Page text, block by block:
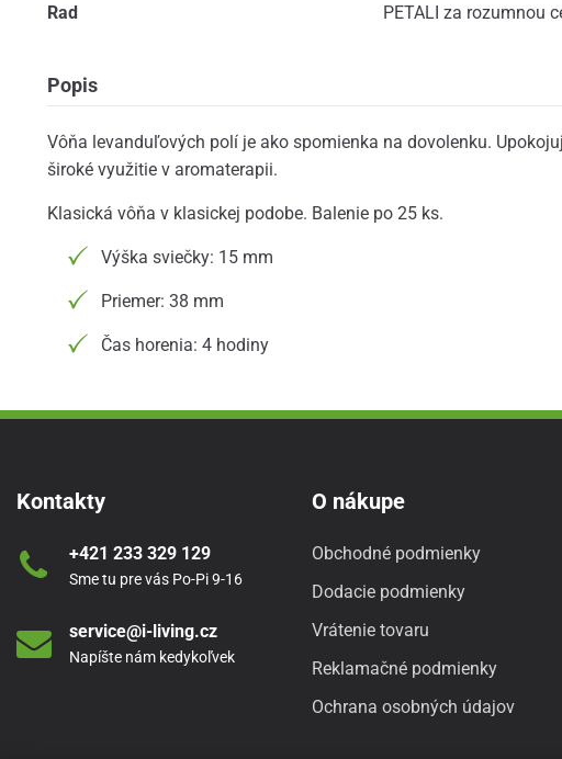
Rad
PETALI za rozumnou
Popis
Vôňa levanduľových polí je ako spomienka na dovolenku.
široké využitie v aromaterapii.
Klasická vôňa v klasickej podobe. Balenie po 25 ks.
Výška sviečky: 15 mm
Priemer: 38 mm
Čas horenia: 4 hodiny
Kontakty
+421 233 329 129
Sme tu pre vás Po-Pi 9-16
service@i-living.cz
Napíšte nám kedykoľvek
O nákupe
Obchodné podmienky
Dodacie podmienky
Vrátenie tovaru
Reklamačné podmienky
Ochrana osobných údajov